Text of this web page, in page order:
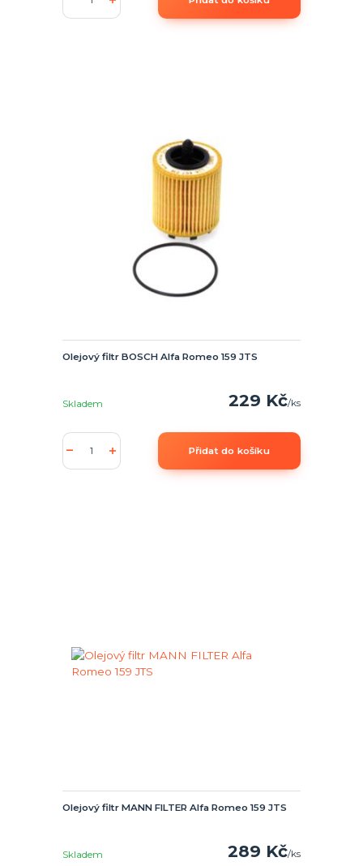
Olejový filtr BOSCH Alfa Romeo 159 JTS
229 Kč/ks
Skladem
Přidat do košíku
Olejový filtr MANN FILTER Alfa Romeo 159 JTS
289 Kč/ks
Skladem